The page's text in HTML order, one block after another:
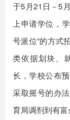
于5月21日－5
上申请学位，
号派位”的方式
类依据划块、
长，学校公布
采取摇号的办
育局调剂到有富